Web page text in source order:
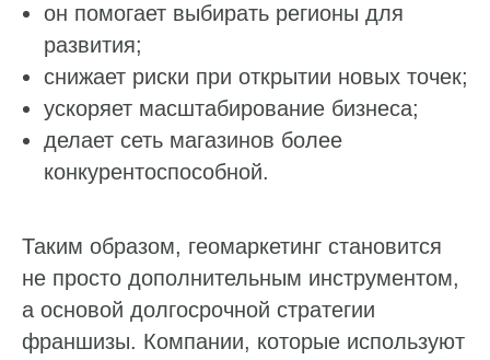
он помогает выбирать регионы для
развития;
снижает риски при открытии новых точек;
ускоряет масштабирование бизнеса;
делает сеть магазинов более
конкурентоспособной.
Таким образом, геомаркетинг становится
не просто дополнительным инструментом,
а основой долгосрочной стратегии
франшизы. Компании, которые используют